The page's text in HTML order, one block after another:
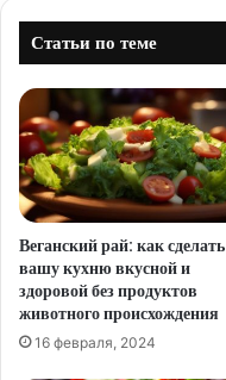
Статьи по теме
Веганский рай: как сделать
вашу кухню вкусной и
здоровой без продуктов
животного происхождения
16 февраля, 2024